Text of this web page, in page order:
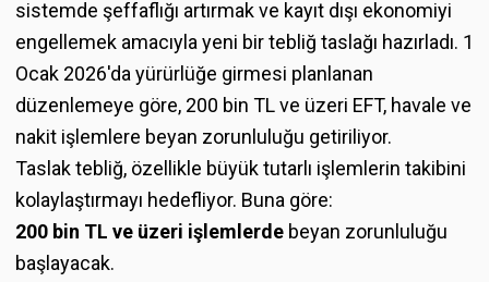
sistemde şeffaflığı artırmak ve kayıt dışı ekonomiyi
engellemek amacıyla yeni bir tebliğ taslağı hazırladı. 1
Ocak 2026'da yürürlüğe girmesi planlanan
düzenlemeye göre, 200 bin TL ve üzeri EFT, havale ve
nakit işlemlere beyan zorunluluğu getiriliyor.
Taslak tebliğ, özellikle büyük tutarlı işlemlerin takibini
kolaylaştırmayı hedefliyor. Buna göre:
200 bin TL ve üzeri işlemlerde beyan zorunluluğu
başlayacak.